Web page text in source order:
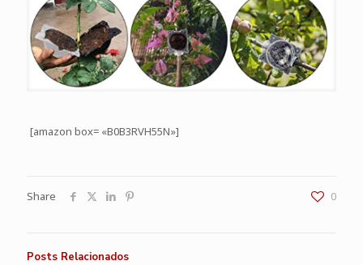
[amazon box= «B0B3RVH55N»]
Share 0
Posts Relacionados